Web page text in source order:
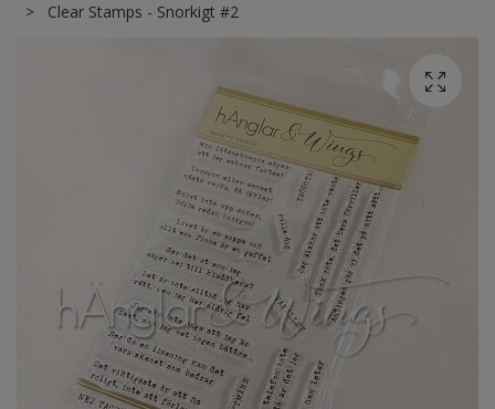
Clear Stamps - Snorkigt #2